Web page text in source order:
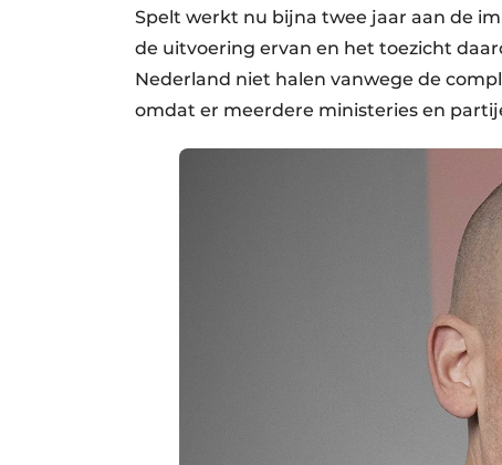
Spelt werkt nu bijna twee jaar aan de
de uitvoering ervan en het toezicht
Nederland niet halen vanwege de
omdat er meerdere ministeries en